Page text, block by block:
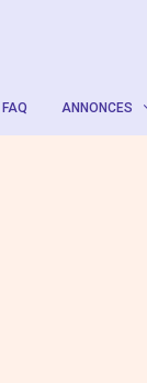
FAQ ANNONCES